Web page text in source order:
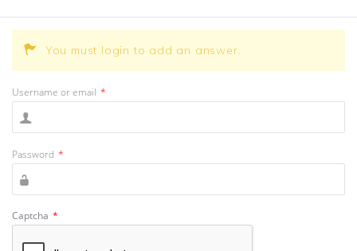
You must login to add an answer.
Username or email *
Password *
Captcha *